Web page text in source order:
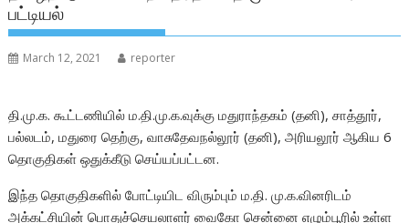
பட்டியல்
March 12, 2021 reporter
தி.மு.க. கூட்டணியில் ம.தி.மு.க.வுக்கு மதுராந்தகம் (தனி), சாத்தூர்,
பல்லடம், மதுரை தெற்கு, வாசுதேவநல்லூர் (தனி), அரியலூர் ஆகிய 6
தொகுதிகள் ஒதுக்கீடு செய்யப்பட்டன.
இந்த தொகுதிகளில் போட்டியிட விரும்பும் ம.தி. மு.க.வினரிடம்
அக்கட்சியின் பொதுச்செயலாளர் வைகோ சென்னை எழும்பூரில் உள்ள